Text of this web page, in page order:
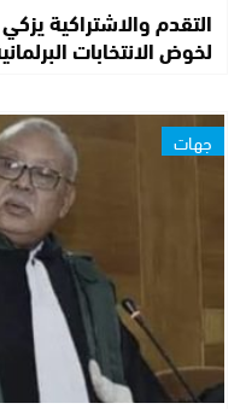
التقدم والاشتراكية
لخوض الانتخابات
جهات